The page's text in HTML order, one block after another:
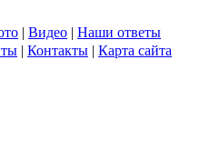
| Видео | Наши ответы
| Контакты | Карта сайта